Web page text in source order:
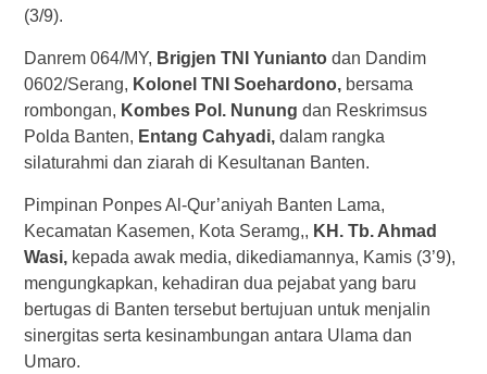
(3/9).
Danrem 064/MY, Brigjen TNI Yuniantodan Dandim
0602/Serang, Kolonel TNI Soehardono,bersama
rombongan, Kombes Pol. Nunung dan Reskrimsus
Polda Banten, Entang Cahyadi,dalam rangka
silaturahmi dan ziarah di Kesultanan Banten.
Pimpinan Ponpes Al-Qur’aniyah Banten Lama,
Kecamatan Kasemen, Kota Seramg,, KH. Tb. Ahmad
Wasi,kepada awak media, dikediamannya, Kamis (3’9),
mengungkapkan, kehadiran dua pejabat yang baru
bertugas di Banten tersebut bertujuan untuk menjalin
sinergitas serta kesinambungan antara Ulama dan
Umaro.